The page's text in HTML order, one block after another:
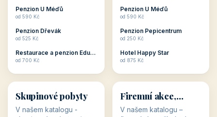
stavbou, polohou anebo
zaměřením nabízí
Romantické ...
Penzion U Méďů
od 590 Kč
Penzion Dřevák
od 525 Kč
Restaurace a penzion Eduard
od 700 Kč
milovníky cykloturistiky
připraveny. Většinou mají
Penzion U Méďů
od 590 Kč
Penzion Pepicentrum
od 250 Kč
Hotel Happy Star
od 875 Kč
👥
👥
32 objektů
Skupinové pobyty
V našem katalogu -
💼
💼
31 objektů
Firemní akce,
školení
V našem katalogu –